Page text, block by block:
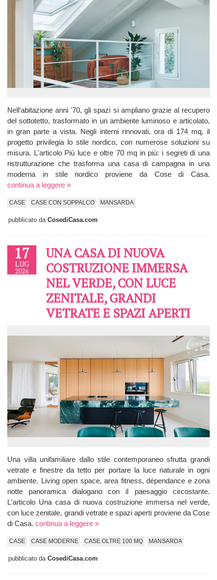
Nell'abitazione anni '70, gli spazi si ampliano grazie al recupero
del sottotetto, trasformato in un ambiente luminoso e articolato,
in gran parte a vista. Negli interni rinnovati, ora di 174 mq, il
progetto privilegia lo stile nordico, con numerose soluzioni su
misura. L'articolo Più luce e oltre 70 mq in più: i segreti di una
ristrutturazione che trasforma una casa di campagna in una
moderna in stile nordico proviene da Cose di Casa.
continua a leggere »
CASE CASE CON SOPPALCO MANSARDA
pubblicato da CosediCasa.com
17
LUG
2026
UNA CASA DI NUOVA
COSTRUZIONE IMMERSA
NEL VERDE, CON LUCE
ZENITALE, GRANDI
VETRATE E SPAZI APERTI
Una villa unifamiliare dallo stile contemporaneo sfrutta grandi
vetrate e finestre da tetto per portare la luce naturale in ogni
ambiente. Living open space, area fitness, dépendance e zona
notte panoramica dialogano con il paesaggio circostante.
L'articolo Una casa di nuova costruzione immersa nel verde,
con luce zenitale, grandi vetrate e spazi aperti proviene da Cose
di Casa. continua a leggere »
CASE CASE MODERNE CASE OLTRE 100 MQ MANSARDA
pubblicato da CosediCasa.com